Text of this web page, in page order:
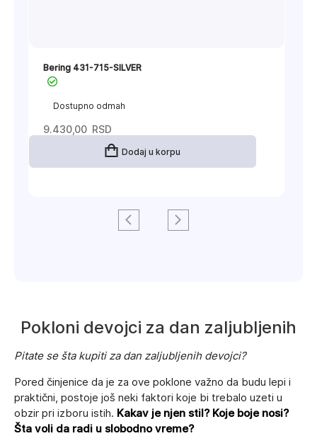
Dostupno odmah
Bering 431-715-SILVER
9.430,00 RSD
Dodaj u korpu
Pokloni devojci za dan zaljubljenih
Pitate se šta kupiti za dan zaljubljenih devojci?
Pored činjenice da je za ove poklone važno da budu lepi i
praktični, postoje još neki faktori koje bi trebalo uzeti u
obzir pri izboru istih. Kakav je njen stil? Koje boje nosi?
Šta voli da radi u slobodno vreme?